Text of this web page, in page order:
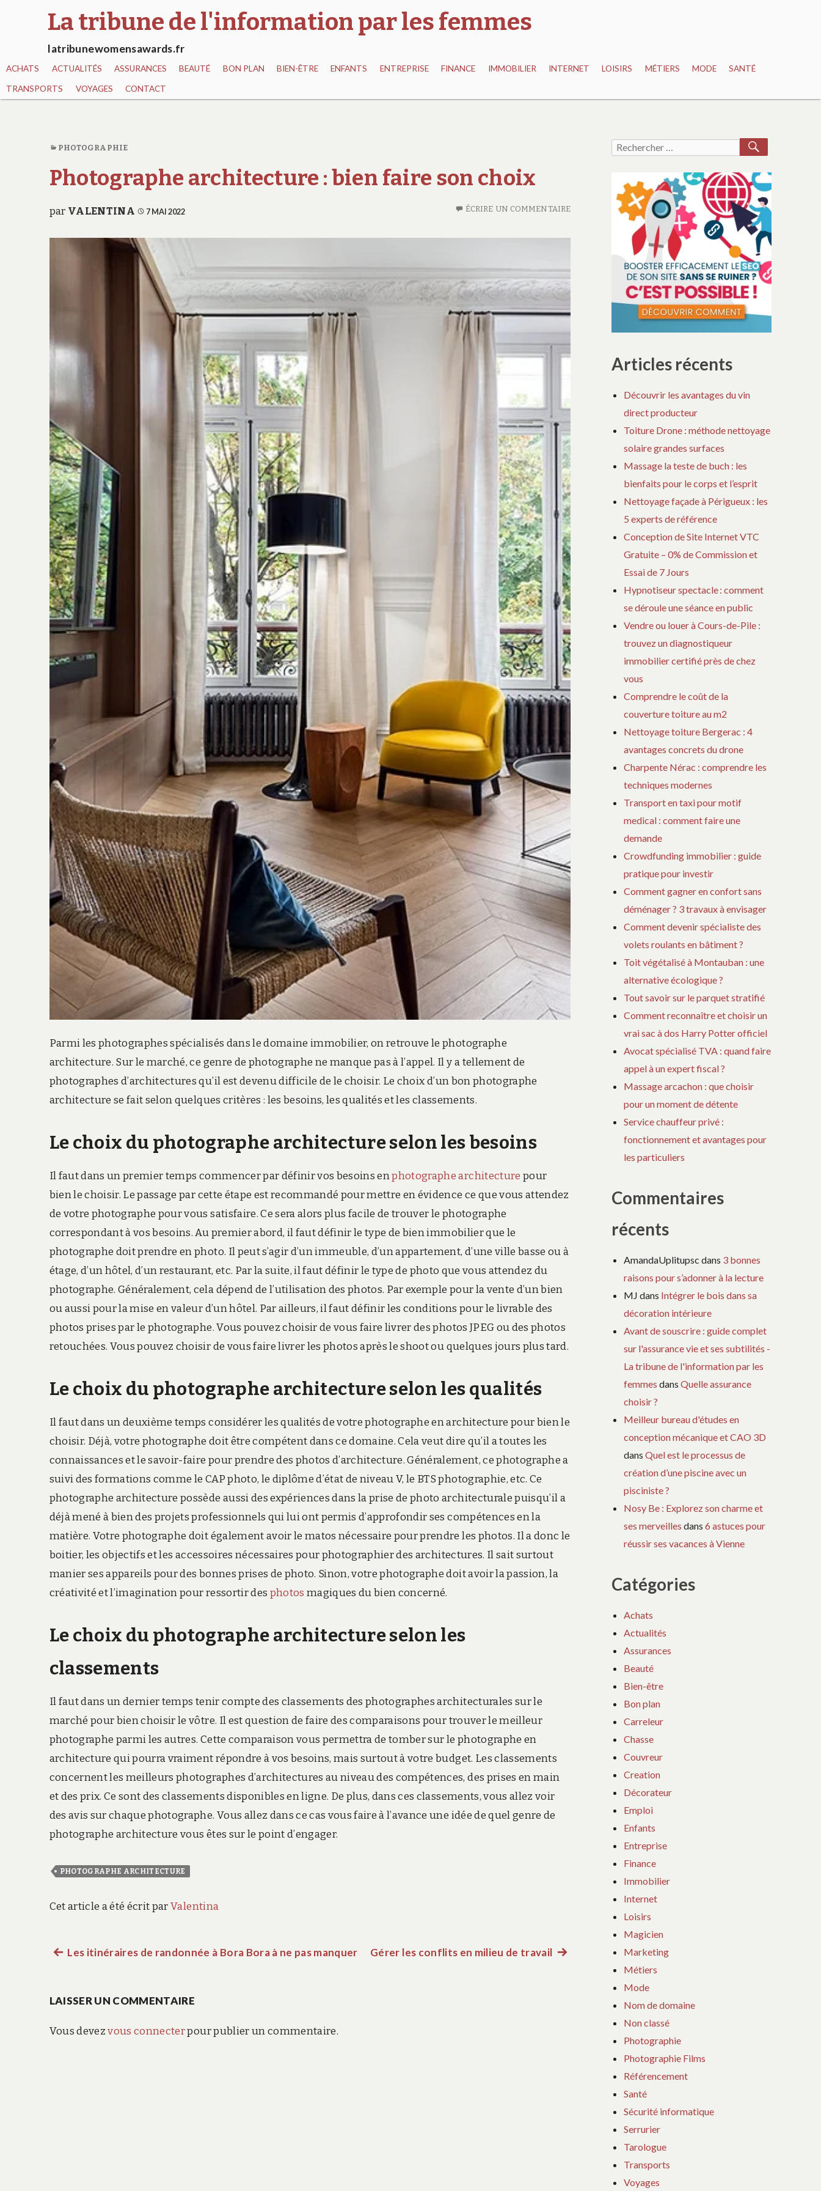
La tribune de l'information par les femmes
latribunewomensawards.fr
ACHATS ACTUALITÉS ASSURANCES BEAUTÉ BON PLAN BIEN-ÊTRE ENFANTS ENTREPRISE FINANCE IMMOBILIER INTERNET LOISIRS MÉTIERS MODE SANTÉ
TRANSPORTS VOYAGES CONTACT
PHOTOGRAPHIE
Photographe architecture : bien faire son choix
par VALENTINA 7 MAI 2022 ÉCRIRE UN COMMENTAIRE
Parmi les photographes spécialisés dans le domaine immobilier, on retrouve le photographe
architecture. Sur le marché, ce genre de photographe ne manque pas à l’appel. Il y a tellement de
photographes d’architectures qu’il est devenu difficile de le choisir. Le choix d’un bon photographe
architecture se fait selon quelques critères : les besoins, les qualités et les classements.
Le choix du photographe architecture selon les besoins
Il faut dans un premier temps commencer par définir vos besoins enphotographe architecture pour
bien le choisir. Le passage par cette étape est recommandé pour mettre en évidence ce que vous attendez
de votre photographe pour vous satisfaire. Ce sera alors plus facile de trouver le photographe
correspondant à vos besoins. Au premier abord, il faut définir le type de bien immobilier que le
photographe doit prendre en photo. Il peut s’agir d’un immeuble, d’un appartement, d’une ville basse ou à
étage, d’un hôtel, d’un restaurant, etc. Par la suite, il faut définir le type de photo que vous attendez du
photographe. Généralement, cela dépend de l’utilisation des photos. Par exemple pour la vente d’un bien
ou aussi pour la mise en valeur d’un hôtel. Par ailleurs, il faut définir les conditions pour le livrable des
photos prises par le photographe. Vous pouvez choisir de vous faire livrer des photos JPEG ou des photos
retouchées. Vous pouvez choisir de vous faire livrer les photos après le shoot ou quelques jours plus tard.
Le choix du photographe architecture selon les qualités
Il faut dans un deuxième temps considérer les qualités de votre photographe en architecture pour bien le
choisir. Déjà, votre photographe doit être compétent dans ce domaine. Cela veut dire qu’il a toutes les
connaissances et le savoir-faire pour prendre des photos d’architecture. Généralement, ce photographe a
suivi des formations comme le CAP photo, le diplôme d’état de niveau V, le BTS photographie, etc. Ce
photographe architecture possède aussi des expériences dans la prise de photo architecturale puisqu’il a
déjà mené à bien des projets professionnels qui lui ont permis d’approfondir ses compétences en la
matière. Votre photographe doit également avoir le matos nécessaire pour prendre les photos. Il a donc le
boitier, les objectifs et les accessoires nécessaires pour photographier des architectures. Il sait surtout
manier ses appareils pour des bonnes prises de photo. Sinon, votre photographe doit avoir la passion, la
créativité et l’imagination pour ressortir des photos magiques du bien concerné.
Le choix du photographe architecture selon les
classements
Il faut dans un dernier temps tenir compte des classements des photographes architecturales sur le
marché pour bien choisir le vôtre. Il est question de faire des comparaisons pour trouver le meilleur
photographe parmi les autres. Cette comparaison vous permettra de tomber sur le photographe en
architecture qui pourra vraiment répondre à vos besoins, mais surtout à votre budget. Les classements
concernent les meilleurs photographes d’architectures au niveau des compétences, des prises en main
et des prix. Ce sont des classements disponibles en ligne. De plus, dans ces classements, vous allez voir
des avis sur chaque photographe. Vous allez dans ce cas vous faire à l’avance une idée de quel genre de
photographe architecture vous êtes sur le point d’engager.
PHOTOGRAPHE ARCHITECTURE
Cet article a été écrit parValentina
Navigation
de
l’article
Article
Les itinéraires de randonnée à Bora Bora à ne pas manquer Gérer les conflits en milieu de travailArticle
LAISSER UN COMMENTAIRE
Vous devezvous connecterpour publier un commentaire.
Recherche
Articles récents
Découvrir les avantages du vin
direct producteur
Toiture Drone : méthode nettoyage
solaire grandes surfaces
Massage la teste de buch : les
bienfaits pour le corps et l’esprit
Nettoyage façade à Périgueux : les
5 experts de référence
Conception de Site Internet VTC
Gratuite – 0% de Commission et
Essai de 7 Jours
Hypnotiseur spectacle : comment
se déroule une séance en public
Vendre ou louer à Cours-de-Pile :
trouvez un diagnostiqueur
immobilier certifié près de chez
vous
Comprendre le coût de la
couverture toiture au m2
Nettoyage toiture Bergerac : 4
avantages concrets du drone
Charpente Nérac : comprendre les
techniques modernes
Transport en taxi pour motif
medical : comment faire une
demande
Crowdfunding immobilier : guide
pratique pour investir
Comment gagner en confort sans
déménager ? 3 travaux à envisager
Comment devenir spécialiste des
volets roulants en bâtiment ?
Toit végétalisé à Montauban : une
alternative écologique ?
Tout savoir sur le parquet stratifié
Comment reconnaître et choisir un
vrai sac à dos Harry Potter officiel
Avocat spécialisé TVA : quand faire
appel à un expert fiscal ?
Massage arcachon : que choisir
pour un moment de détente
Service chauffeur privé :
fonctionnement et avantages pour
les particuliers
Commentaires
récents
AmandaUplitupsc dans 3 bonnes
raisons pour s’adonner à la lecture
MJ dans Intégrer le bois dans sa
décoration intérieure
Avant de souscrire : guide complet
sur l'assurance vie et ses subtilités -
La tribune de l'information par les
femmes dansQuelle assurance
choisir ?
Meilleur bureau d'études en
conception mécanique et CAO 3D
dansQuel est le processus de
création d’une piscine avec un
pisciniste ?
Nosy Be : Explorez son charme et
ses merveilles dans6 astuces pour
réussir ses vacances à Vienne
Catégories
Achats
Actualités
Assurances
Beauté
Bien-être
Bon plan
Carreleur
Chasse
Couvreur
Creation
Décorateur
Emploi
Enfants
Entreprise
Finance
Immobilier
Internet
Loisirs
Magicien
Marketing
Métiers
Mode
Nom de domaine
Non classé
Photographie
Photographie Films
Référencement
Santé
Sécurité informatique
Serrurier
Tarologue
Transports
Voyages